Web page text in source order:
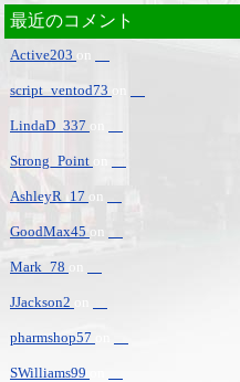
最近のコメント
Active203 on
script_ventod73
LindaD_337 on
Strong_Point
AshleyR_17 on
GoodMax45 on
Mark_78 on
JJackson2
pharmshop57
SWilliams99